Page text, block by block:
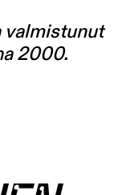
valmistunut
2000.